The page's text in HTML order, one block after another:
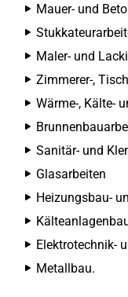
Mauer- und
Maler- und
Zimmerer-,
Wärme-, Kälte-
Sanitär- und
Glasarbeiten
Heizungsbau-
Elektrotechnik-
Metallbau.